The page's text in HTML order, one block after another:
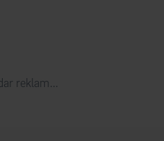
reklam...